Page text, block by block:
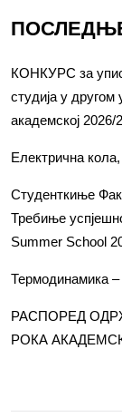
КОНКУРС за упис
студија у
академској 2026/
Електрична
Студенткиње
Требиње
Summer School
Термодинамика –
РАСПОРЕД
РОКА